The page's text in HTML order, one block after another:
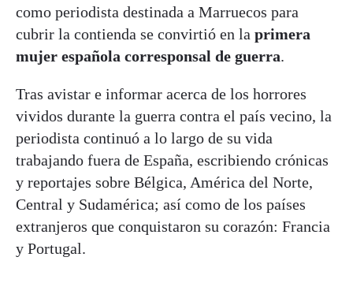
como periodista destinada a Marruecos para
cubrir la contienda se convirtió en la primera
mujer española corresponsal de guerra.
Tras avistar e informar acerca de los horrores
vividos durante la guerra contra el país vecino, la
periodista continuó a lo largo de su vida
trabajando fuera de España, escribiendo crónicas
y reportajes sobre Bélgica, América del Norte,
Central y Sudamérica; así como de los países
extranjeros que conquistaron su corazón: Francia
y Portugal.